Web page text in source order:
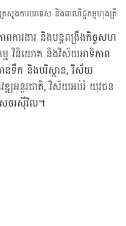
សួងការបរទេស និងពាណិជ្ជកម្មហុងគ្រី
ាពការងារ និងបន្តពង្រឹងកិច្ចសហ
ម្ម វិនិយោគ និងវិស័យអាទិភាព
នទឹក និងបរិស្ថាន, វិស័យ
ឌ្ឍអន្តរជាតិ, វិស័យអប់រំ យុវជន
ចរស៊ីវិល។